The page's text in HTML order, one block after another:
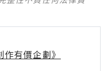
有價企劃》